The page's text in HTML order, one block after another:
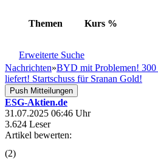
Themen Kurs %
Erweiterte Suche
Nachrichten»BYD mit Problemen!
liefert! Startschuss für Sranan Gold!
Push Mitteilungen
ESG-Aktien.de
31.07.2025 06:46 Uhr
3.624 Leser
Artikel bewerten:
(2)